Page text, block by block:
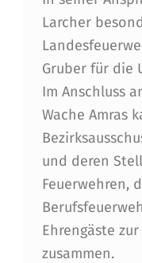
F
E
U
E
R
W
E
H
R
Larcher
Gruber für die
Im Anschluss
Wache Amras
und deren
Feuerwehren,
Ehrengäste
zusammen.